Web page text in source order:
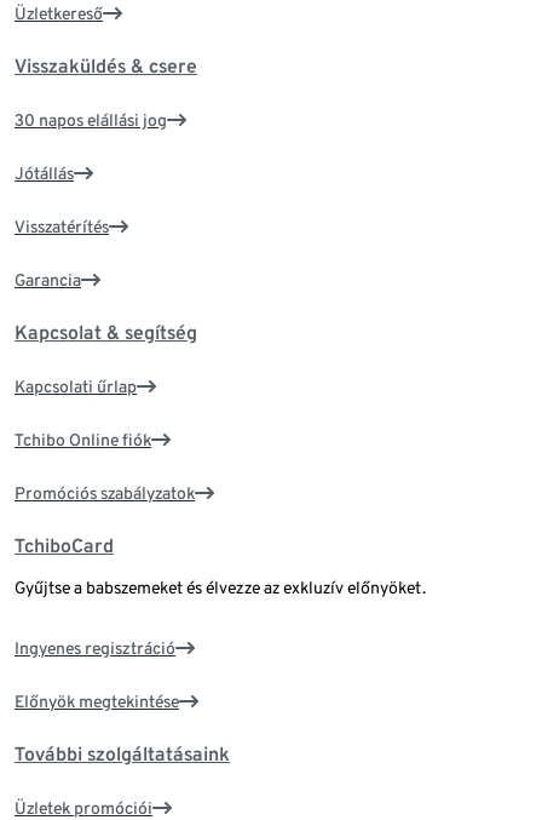
Üzletkereső
Visszaküldés & csere
30 napos elállási jog
Jótállás
Visszatérítés
Garancia
Kapcsolat & segítség
Kapcsolati űrlap
Tchibo Online fiók
Promóciós szabályzatok
TchiboCard
Gyűjtse a babszemeket és élvezze az exkluzív előnyöket.
Ingyenes regisztráció
Előnyök megtekintése
További szolgáltatásaink
Üzletek promóciói